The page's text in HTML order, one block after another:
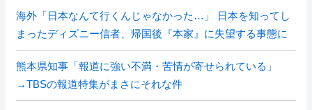
海外「日本なんて行くんじゃなかった…」 日本を知ってし
まったディズニー信者、帰国後『本家』に失望する事態に
熊本県知事「報道に強い不満・苦情が寄せられている」
→TBSの報道特集がまさにそれな件